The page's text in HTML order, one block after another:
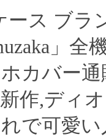
ース ブラ
」全
カバー
作,ディ
で可愛